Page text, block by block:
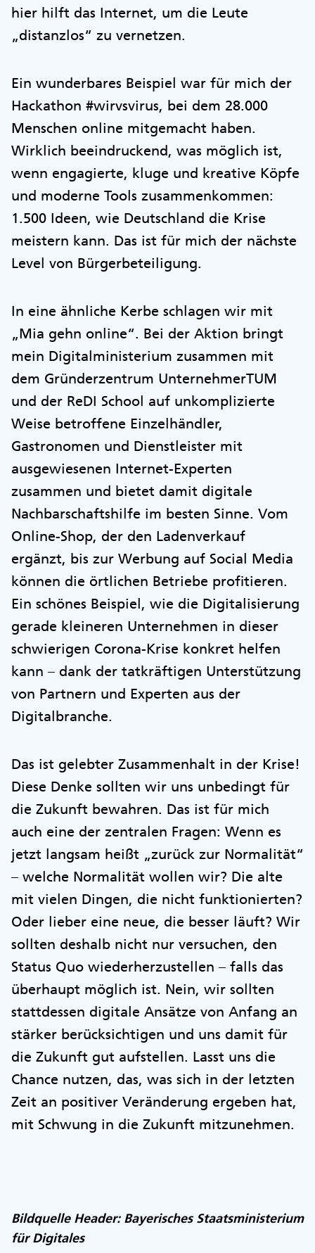
hier hilft das Internet, um die Leute
„distanzlos“ zu vernetzen.
Ein wunderbares Beispiel war für mich der
Hackathon #wirvsvirus, bei dem 28.000
Menschen online mitgemacht haben.
Wirklich beeindruckend, was möglich ist,
wenn engagierte, kluge und kreative Köpfe
und moderne Tools zusammenkommen:
1.500 Ideen, wie Deutschland die Krise
meistern kann. Das ist für mich der nächste
Level von Bürgerbeteiligung.
In eine ähnliche Kerbe schlagen wir mit
„Mia gehn online“. Bei der Aktion bringt
mein Digitalministerium zusammen mit
dem Gründerzentrum UnternehmerTUM
und der ReDI School auf unkomplizierte
Weise betroffene Einzelhändler,
Gastronomen und Dienstleister mit
ausgewiesenen Internet-Experten
zusammen und bietet damit digitale
Nachbarschaftshilfe im besten Sinne. Vom
Online-Shop, der den Ladenverkauf
ergänzt, bis zur Werbung auf Social Media
können die örtlichen Betriebe profitieren.
Ein schönes Beispiel, wie die Digitalisierung
gerade kleineren Unternehmen in dieser
schwierigen Corona-Krise konkret helfen
kann – dank der tatkräftigen Unterstützung
von Partnern und Experten aus der
Digitalbranche.
Das ist gelebter Zusammenhalt in der Krise!
Diese Denke sollten wir uns unbedingt für
die Zukunft bewahren. Das ist für mich
auch eine der zentralen Fragen: Wenn es
jetzt langsam heißt „zurück zur Normalität“
– welche Normalität wollen wir? Die alte
mit vielen Dingen, die nicht funktionierten?
Oder lieber eine neue, die besser läuft? Wir
sollten deshalb nicht nur versuchen, den
Status Quo wiederherzustellen – falls das
überhaupt möglich ist. Nein, wir sollten
stattdessen digitale Ansätze von Anfang an
stärker berücksichtigen und uns damit für
die Zukunft gut aufstellen. Lasst uns die
Chance nutzen, das, was sich in der letzten
Zeit an positiver Veränderung ergeben hat,
mit Schwung in die Zukunft mitzunehmen.
Bildquelle Header: Bayerisches Staatsministerium
für Digitales